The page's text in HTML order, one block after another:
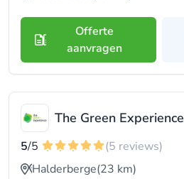
Offerte
aanvragen
The Green Experience
5/5
(5 reviews)
Halderberge(23 km)